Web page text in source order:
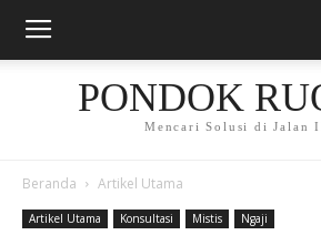
PONDOK
Mencari Solusi di Jalan
Beranda Artikel Utama
Artikel Utama Konsultasi Mistis Ngaji